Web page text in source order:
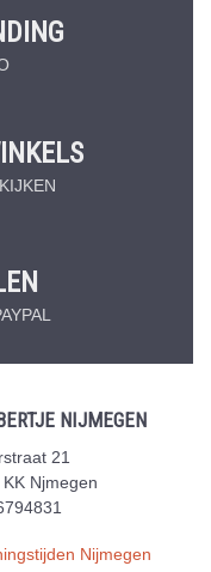
NIJMEGEN
21
Njmegen
Nijmegen